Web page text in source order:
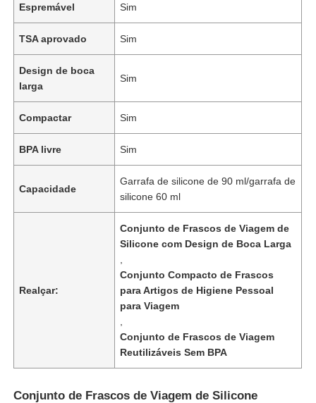
Espremável Sim
TSA aprovado Sim
Design de boca
larga
Sim
Compactar Sim
BPA livre Sim
Capacidade
Garrafa de silicone de 90 ml/garrafa de
silicone 60 ml
Realçar:
Conjunto de Frascos de Viagem de
Silicone com Design de Boca Larga
Conjunto Compacto de Frascos
para Artigos de Higiene Pessoal
para Viagem
Conjunto de Frascos de Viagem
Reutilizáveis Sem BPA
Conjunto de Frascos de Viagem de Silicone